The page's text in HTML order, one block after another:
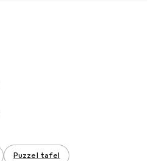
Puzzel tafel